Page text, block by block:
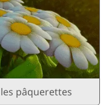
pâquerettes